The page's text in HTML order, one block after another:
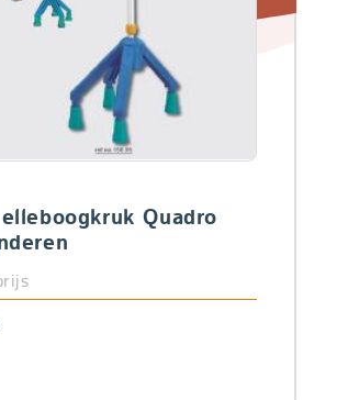
Quadro